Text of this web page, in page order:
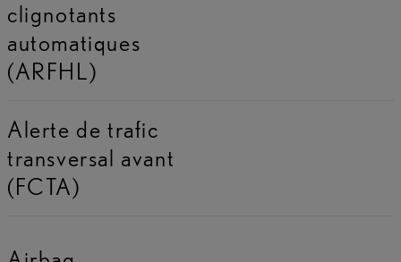
clignotants
automatiques
(ARFHL)
Alerte de trafic
transversal avant
(FCTA)